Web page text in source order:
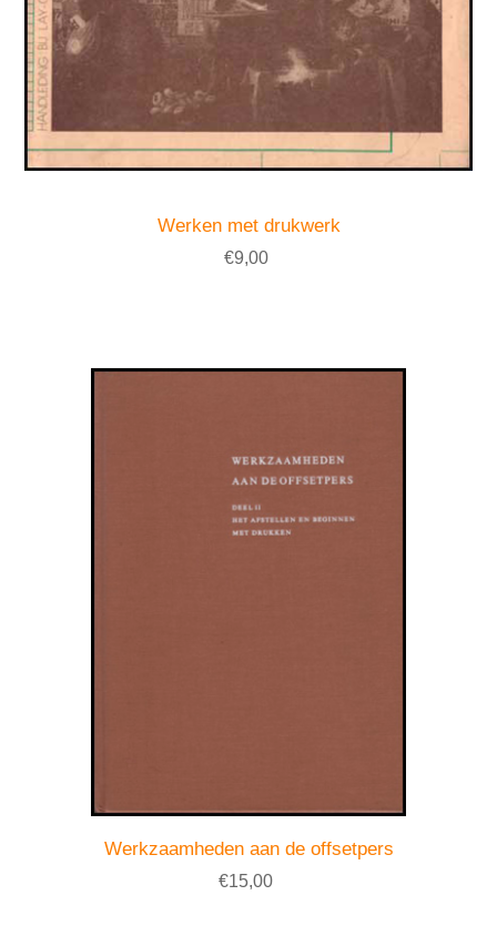
Werken met drukwerk
€9,00
Werkzaamheden aan de offsetpers
€15,00